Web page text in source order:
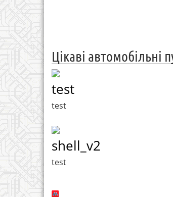
Цікаві автомобільні
test
test
shell_v2
test